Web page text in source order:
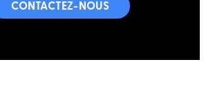
CONTACTEZ-NOUS